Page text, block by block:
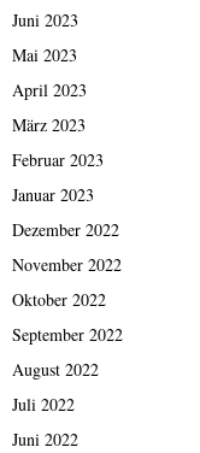
Juni 2023
Mai 2023
April 2023
März 2023
Februar 2023
Januar 2023
Dezember 2022
November 2022
Oktober 2022
September 2022
August 2022
Juli 2022
Juni 2022